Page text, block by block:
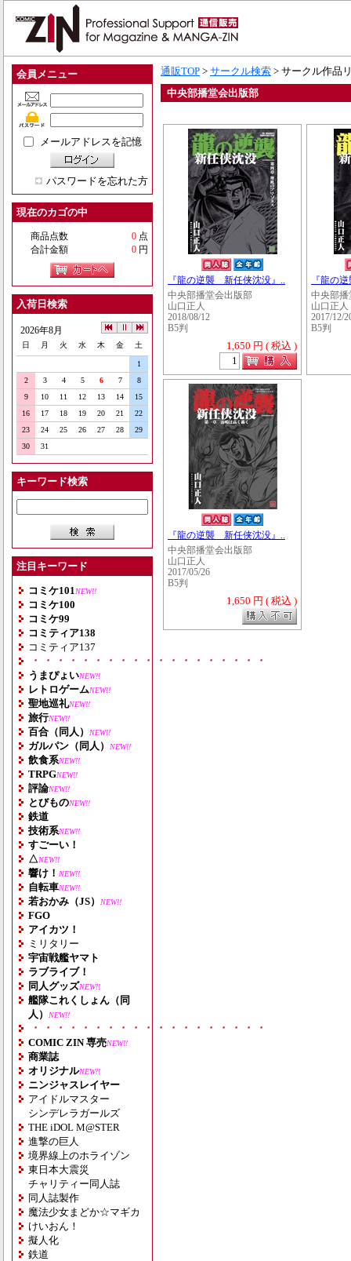
会員メニュー
メールアドレスを記憶
パスワードを忘れた方
現在のカゴの中
商品点数 0 点
合計金額
0 円
入荷日検索
2026年8月
日 月 火 水 木 金 土
1
2
3 4 5 6 7
8
9
10 11 12 13 14
15
16
17 18 19 20 21
22
23
24 25 26 27 28
29
30
31
キーワード検索
注目キーワード
コミケ101 NEW!!
コミケ100
コミケ99
コミティア138
コミティア137
・・・・・・・・・・・・・・・・・・・
うまぴょいNEW!!
レトロゲームNEW!!
聖地巡礼NEW!!
旅行NEW!!
百合（同人） NEW!!
ガルパン（同人） NEW!!
飲食系NEW!!
TRPGNEW!!
評論NEW!!
とびものNEW!!
鉄道
技術系NEW!!
すごーい！
△NEW!!
響け！ NEW!!
自転車NEW!!
若おかみ（JS） NEW!!
FGO
アイカツ！
ミリタリー
宇宙戦艦ヤマト
ラブライブ！
同人グッズNEW!!
艦隊これくしょん（同
人）
NEW!!
・・・・・・・・・・・・・・・・・・・
COMIC ZIN 専売NEW!!
商業誌
オリジナルNEW!!
ニンジャスレイヤー
アイドルマスター
シンデレラガールズ
THE iDOL M@STER
進撃の巨人
境界線上のホライゾン
東日本大震災
チャリティー同人誌
同人誌製作
魔法少女まどか☆マギカ
けいおん！
擬人化
鉄道
通販TOP > サークル検索 > サークル作品
中央部播堂会出版部
『龍の逆襲 新任侠沈没』..
中央部播堂会出版部
山口正人
2018/08/12
B5判
1,650 円 ( 税込 )
『龍の
中央部播
山口正人
2017/12/
B5判
『龍の逆襲 新任侠沈没』..
中央部播堂会出版部
山口正人
2017/05/26
B5判
1,650 円 ( 税込 )